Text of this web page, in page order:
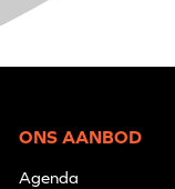
ONS AANBOD
Agenda